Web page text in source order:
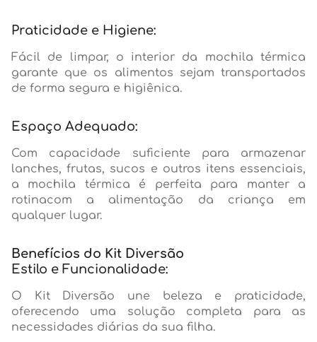
Praticidade e Higiene:
Fácil de limpar, o interior da mochila térmica
garante que os alimentos sejam transportados
de forma segura e higiênica.
Espaço Adequado:
Com capacidade suficiente para armazenar
lanches, frutas, sucos e outros itens essenciais,
a mochila térmica é perfeita para manter a
rotinacom a alimentação da criança em
qualquer lugar.
Benefícios do Kit Diversão
Estilo e Funcionalidade:
O Kit Diversão une beleza e praticidade,
oferecendo uma solução completa para as
necessidades diárias da sua filha.